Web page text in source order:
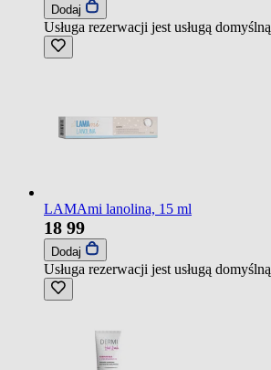
Dodaj
Usługa rezerwacji jest usługą domyślną
LAMAmi lanolina, 15 ml
18 99
Dodaj
Usługa rezerwacji jest usługą domyślną